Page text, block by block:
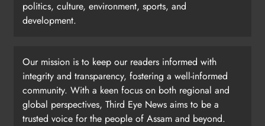
politics, culture, environment, sports, and
development.
Our mission is to keep our readers informed with
integrity and transparency, fostering a well-informed
community. With a keen focus on both regional and
global perspectives, Third Eye News aims to be a
trusted voice for the people of Assam and beyond.